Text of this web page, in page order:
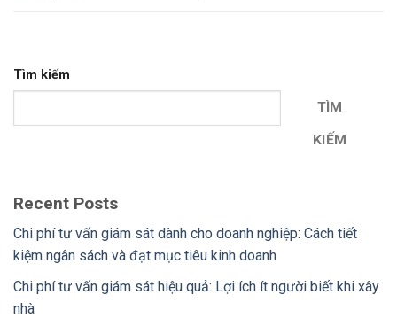
Tìm kiếm
TÌM
KIẾM
Recent Posts
Chi phí tư vấn giám sát dành cho doanh nghiệp: Cách tiết
kiệm ngân sách và đạt mục tiêu kinh doanh
Chi phí tư vấn giám sát hiệu quả: Lợi ích ít người biết khi xây
nhà